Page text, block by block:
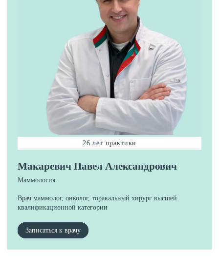
26 лет практики
Макаревич Павел Александрович
Маммология
Врач маммолог, онколог, торакальный хирург высшей
квалификационной категории
Записаться к врачу